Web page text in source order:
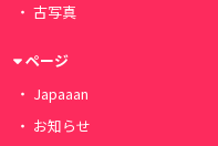
古写真
ページ
Japaaan
お知らせ